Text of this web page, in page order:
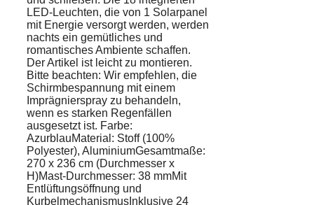
LED-Leuchten, die von 1 Solarpanel
mit Energie versorgt werden, werden
nachts ein gemütliches und
romantisches Ambiente schaffen.
Der Artikel ist leicht zu montieren.
Bitte beachten: Wir empfehlen, die
Schirmbespannung mit einem
Imprägnierspray zu behandeln,
wenn es starken Regenfällen
ausgesetzt ist. Farbe:
AzurblauMaterial: Stoff (100%
Polyester), AluminiumGesamtmaße:
270 x 236 cm (Durchmesser x
H)Mast-Durchmesser: 38 mmMit
Entlüftungsöffnung und
KurbelmechanismusInklusive 24